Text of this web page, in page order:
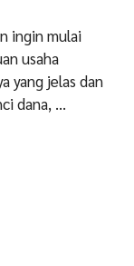
ingin mulai
usaha
yang jelas dan
dana, …